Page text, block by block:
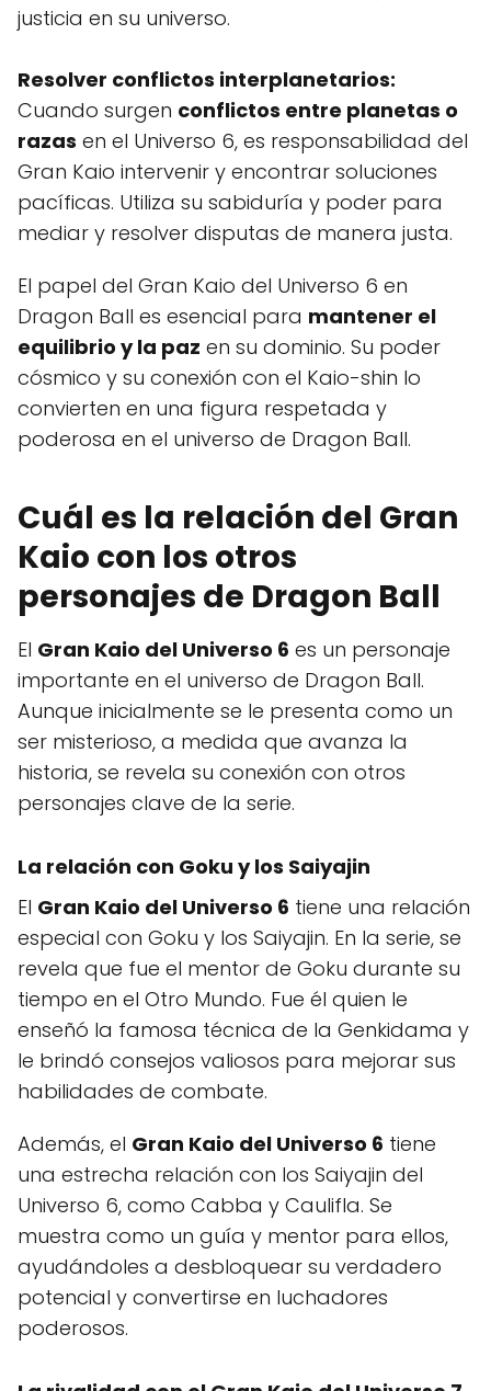
justicia en su universo.
Resolver conflictos interplanetarios:
Cuando surgen conflictos entre planetas o
razas en el Universo 6, es responsabilidad del
Gran Kaio intervenir y encontrar soluciones
pacíficas. Utiliza su sabiduría y poder para
mediar y resolver disputas de manera justa.
El papel del Gran Kaio del Universo 6 en
Dragon Ball es esencial para mantener el
equilibrio y la paz en su dominio. Su poder
cósmico y su conexión con el Kaio-shin lo
convierten en una figura respetada y
poderosa en el universo de Dragon Ball.
Cuál es la relación del Gran
Kaio con los otros
personajes de Dragon Ball
El Gran Kaio del Universo 6 es un personaje
importante en el universo de Dragon Ball.
Aunque inicialmente se le presenta como un
ser misterioso, a medida que avanza la
historia, se revela su conexión con otros
personajes clave de la serie.
La relación con Goku y los Saiyajin
El Gran Kaio del Universo 6 tiene una relación
especial con Goku y los Saiyajin. En la serie, se
revela que fue el mentor de Goku durante su
tiempo en el Otro Mundo. Fue él quien le
enseñó la famosa técnica de la Genkidama y
le brindó consejos valiosos para mejorar sus
habilidades de combate.
Además, el Gran Kaio del Universo 6 tiene
una estrecha relación con los Saiyajin del
Universo 6, como Cabba y Caulifla. Se
muestra como un guía y mentor para ellos,
ayudándoles a desbloquear su verdadero
potencial y convertirse en luchadores
poderosos.